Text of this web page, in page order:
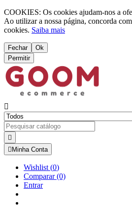
COOKIES: Os cookies ajudam-nos a
Ao utilizar a nossa página, concorda
cookies. Saiba mais
Fechar
Ok
Permitir


 Minha Conta
Wishlist (0)
Comparar(0)
Entrar